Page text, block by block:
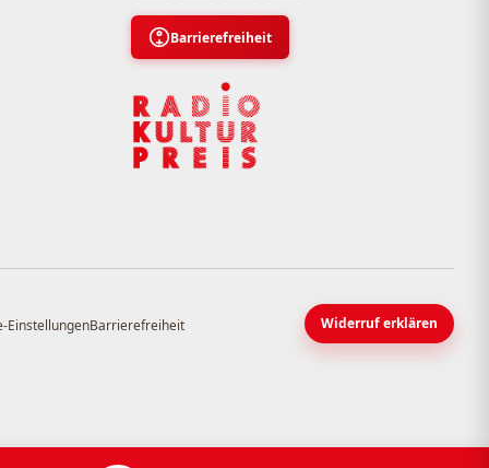
Barrierefreiheit
EinstellungenBarrierefreiheit Widerruf erklären